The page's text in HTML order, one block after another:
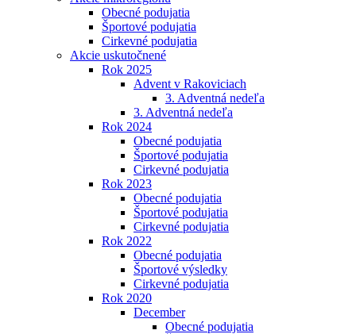
Obecné podujatia
Športové podujatia
Cirkevné podujatia
Akcie uskutočnené
Rok 2025
Advent v Rakoviciach
3. Adventná nedeľa
3. Adventná nedeľa
Rok 2024
Obecné podujatia
Športové podujatia
Cirkevné podujatia
Rok 2023
Obecné podujatia
Športové podujatia
Cirkevné podujatia
Rok 2022
Obecné podujatia
Športové výsledky
Cirkevné podujatia
Rok 2020
December
Obecné podujatia